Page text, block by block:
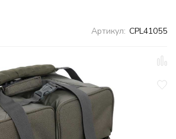
Артикул: CPL41055